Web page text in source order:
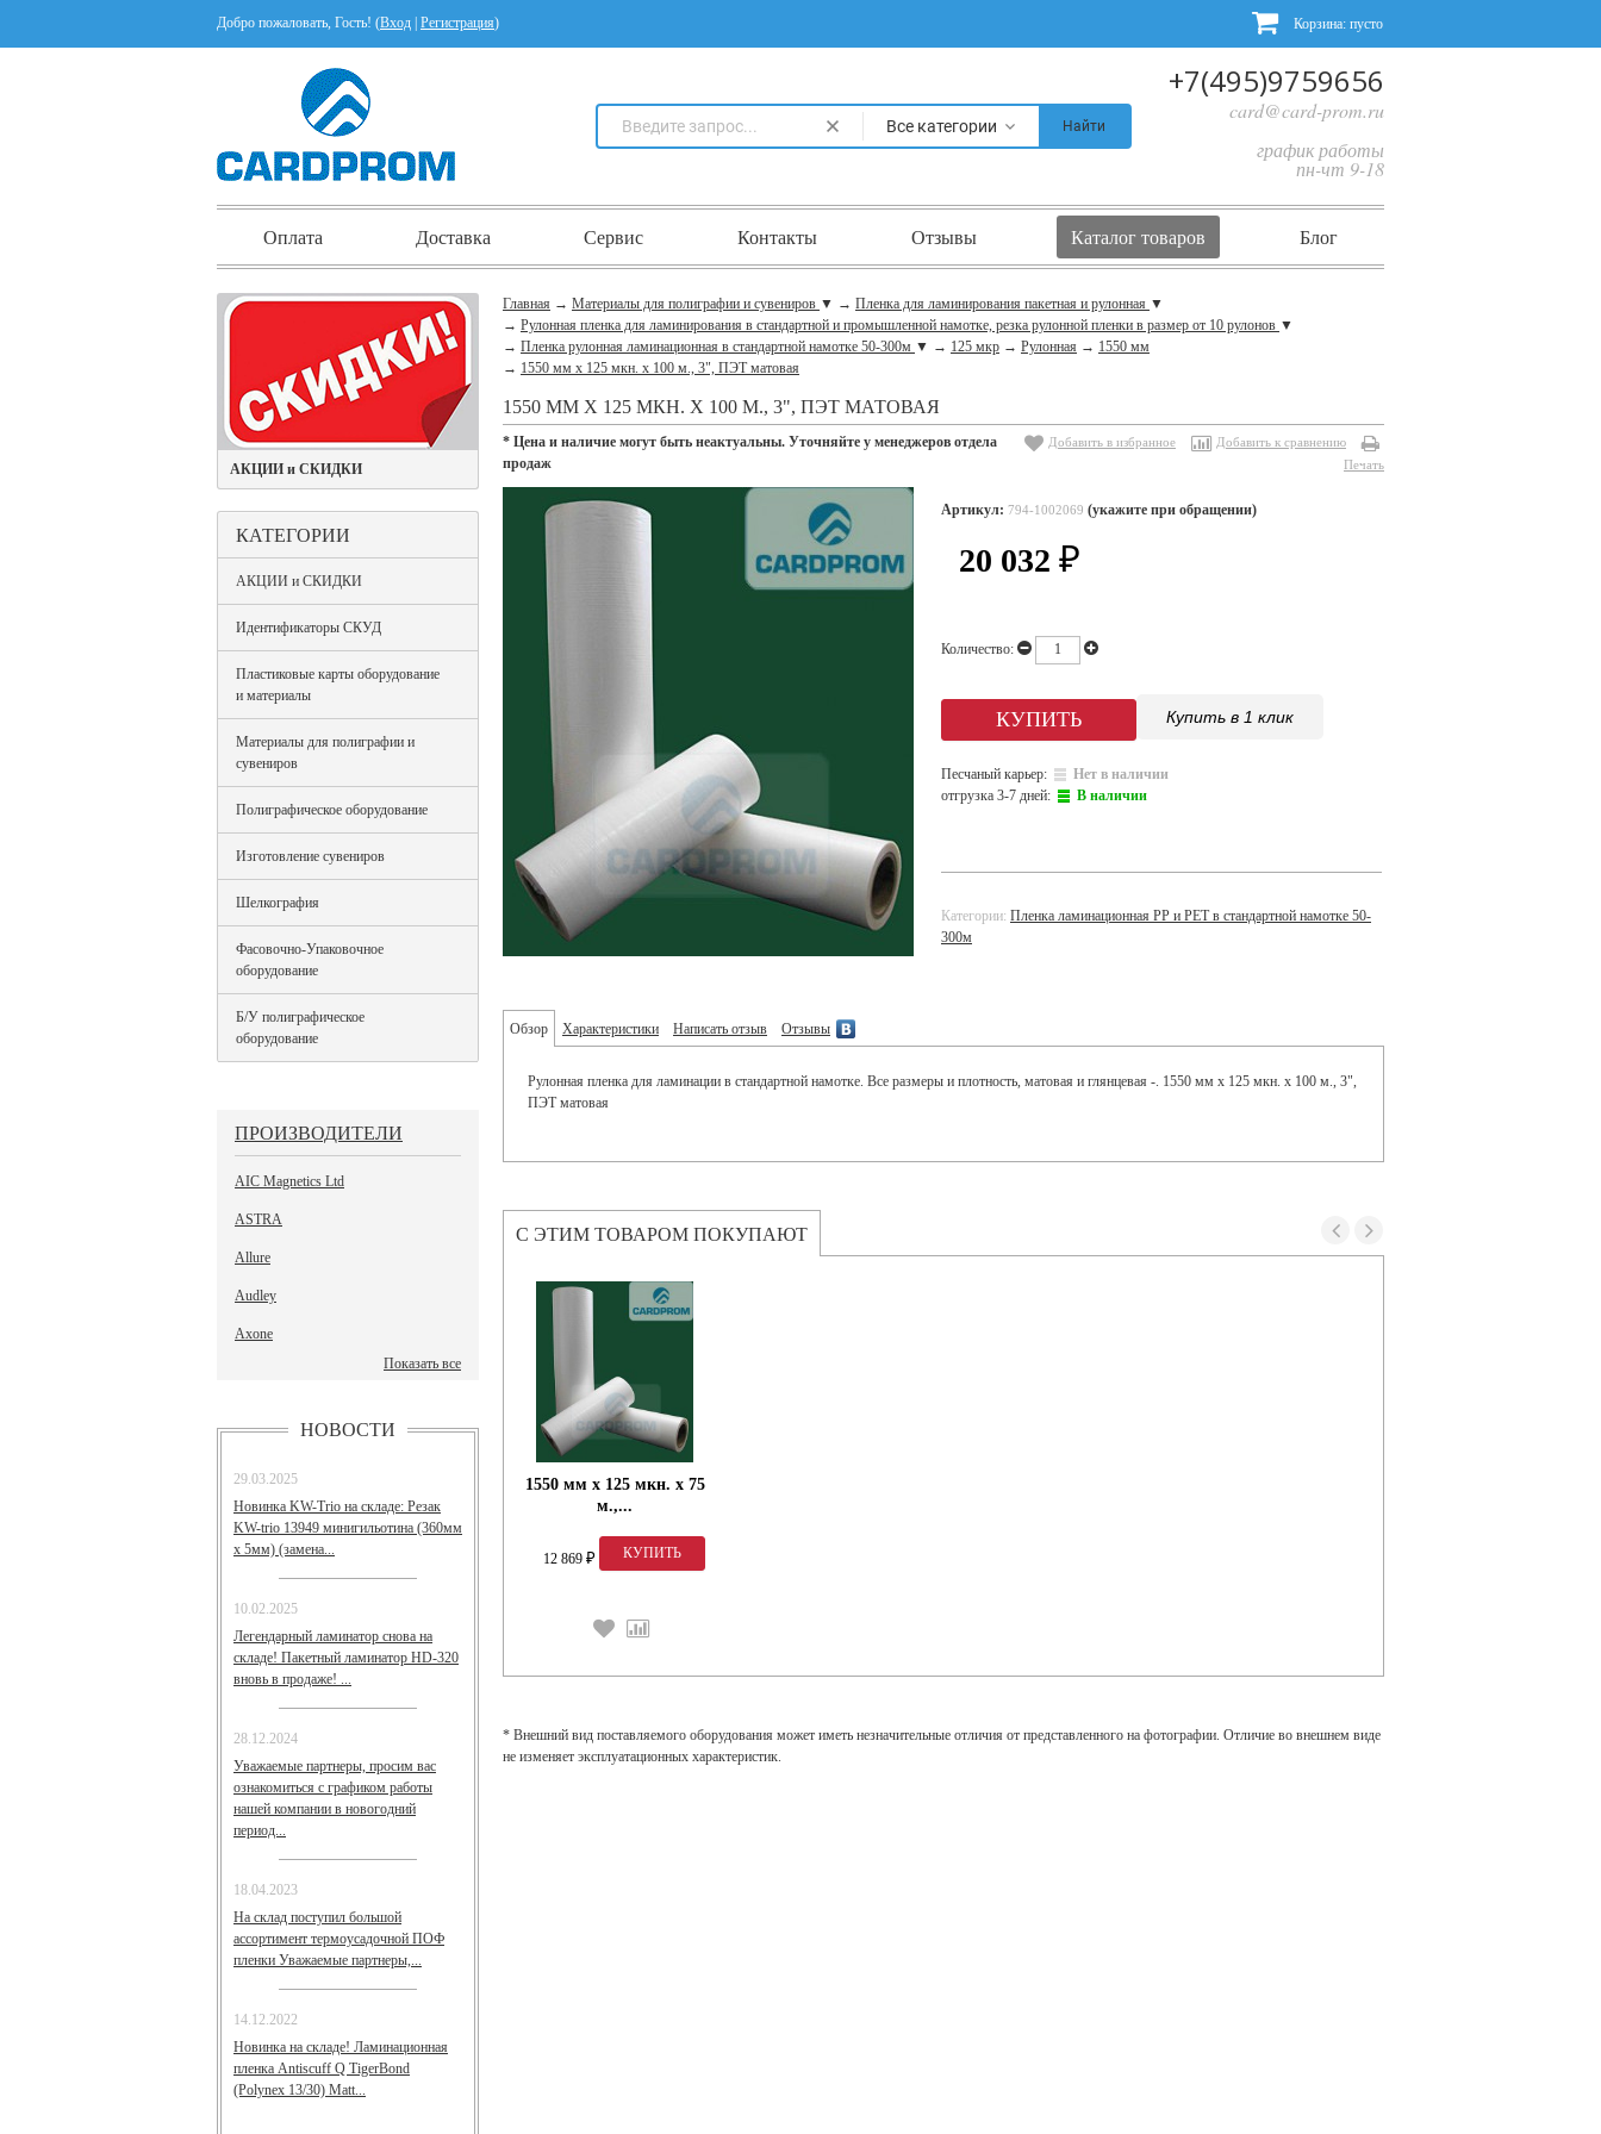
Добро пожаловать, Гость! (Вход Регистрация) Корзина: пусто
Все категории Найти
+7(495)9759656
card@card-prom.ru
график работы
пн-чт 9-18
Оплата Доставка Сервис Контакты Отзывы Каталог товаров Блог
АКЦИИ и СКИДКИ
КАТЕГОРИИ
АКЦИИ и СКИДКИ
Идентификаторы СКУД
Пластиковые карты оборудование
и материалы
Материалы для полиграфии и
сувениров
Полиграфическое оборудование
Изготовление сувениров
Шелкография
Фасовочно-Упаковочное
оборудование
Б/У полиграфическое
оборудование
ПРОИЗВОДИТЕЛИ
AIC Magnetics Ltd
ASTRA
Allure
Audley
Axone
Показать все
НОВОСТИ
29.03.2025
Новинка KW-Trio на складе: Резак
KW-trio 13949 минигильотина (360мм
х 5мм) (замена...
10.02.2025
Легендарный ламинатор снова на
складе! Пакетный ламинатор HD-320
вновь в продаже! ...
28.12.2024
Уважаемые партнеры, просим вас
ознакомиться с графиком работы
нашей компании в новогодний
период...
18.04.2023
На склад поступил большой
ассортимент термоусадочной ПОФ
пленки Уважаемые партнеры,...
14.12.2022
Новинка на складе! Ламинационная
пленка Antiscuff Q TigerBond
(Polynex 13/30) Matt...
Главная → Материалы для полиграфии и сувениров ▼ → Пленка для ламинирования пакетная и рулонная ▼
→ Рулонная пленка для ламинирования в стандартной и промышленной намотке, резка рулонной пленки в размер от 10 рулонов ▼
→ Пленка рулонная ламинационная в стандартной намотке 50-300м ▼ → 125 мкр → Рулонная → 1550 мм
→ 1550 мм x 125 мкн. x 100 м., 3", ПЭТ матовая
1550 ММ X 125 МКН. X 100 М., 3", ПЭТ МАТОВАЯ
* Цена и наличие могут быть неактуальны. Уточняйте у менеджеров отдела
продаж
Добавить в избранное
Добавить к сравнению
Печать
Артикул: 794-1002069 (укажите при обращении)
20 032 ₽
Количество:
Купить в 1 клик
Песчаный карьер:
Нет в наличии
отгрузка 3-7 дней:
В наличии
Категории: Пленка ламинационная PP и PET в стандартной намотке 50-
300м
Обзор Характеристики Написать отзыв Отзывы
Рулонная пленка для ламинации в стандартной намотке. Все размеры и плотность, матовая и глянцевая -. 1550 мм x 125 мкн. x 100 м., 3",
ПЭТ матовая
С ЭТИМ ТОВАРОМ ПОКУПАЮТ
1550 мм x 125 мкн. x 75
м.,...
12 869 ₽
* Внешний вид поставляемого оборудования может иметь незначительные отличия от представленного на фотографии. Отличие во внешнем виде
не изменяет эксплуатационных характеристик.